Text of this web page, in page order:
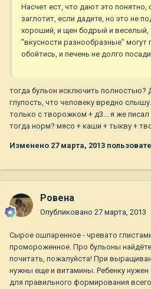
Насчет ест, что дают это понятно,
заглотит, если дадите, но это не
хороший, и щен бодрый и веселый,
"вкусности разнообразные" могут
обойтись, и печень не долго
тогда бульон исключить полностью?
глупость, что человеку вредно
только с творожком + д3... я же
тогда норм? мясо + каши + тыкву +
Изменено 27 марта, 2013
Ровена
Опубликовано 27 марта, 2013
Сырое ошпаренное - чревато
промороженное. Про бульоны
почитать, пожалуйста! При
нужны еще и витамины. Ребенку
для правильного формирования